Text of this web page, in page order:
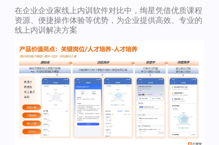
在企业企业家线上内训软件对比中，绚星凭借优质课程
资源、便捷操作体验等优势，为企业提供高效、专业的
线上内训解决方案